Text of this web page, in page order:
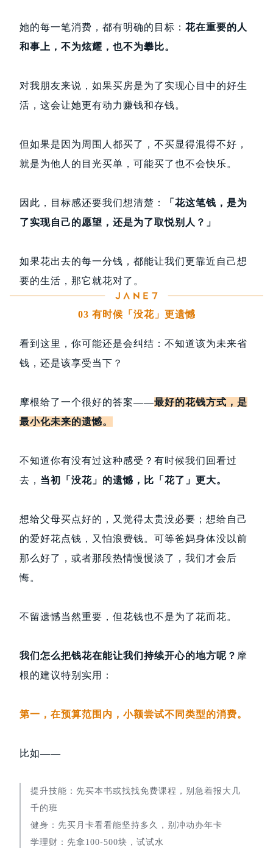
她的每一笔消费，都有明确的目标： 花在重要的人
和事上，不为炫耀，也不为攀比。
对我朋友来说，如果买房是为了实现心目中的好生
活，这会让她更有动力赚钱和存钱。
但如果是因为周围人都买了，不买显得混得不好，
就是为他人的目光买单，可能买了也不会快乐。
因此，目标感还要我们想清楚：
「花这笔钱，是为
了实现自己的愿望，还是为了取悦别人？」
如果花出去的每一分钱，都能让我们更靠近自己想
要的生活，那它就花对了。
03 有时候「没花」更遗憾
看到这里，你可能还是会纠结：不知道该为未来省
钱，还是该享受当下？
摩根给了一个很好的答案——最好的花钱方式，是
最小化未来的遗憾。
不知道你有没有过这种感受？有时候我们回看过
去， 当初「没花」的遗憾，比「花了」更大。
想给父母买点好的，又觉得太贵没必要；想给自己
的爱好花点钱，又怕浪费钱。可等爸妈身体没以前
那么好了，或者那段热情慢慢淡了，我们才会后
悔。
不留遗憾当然重要，但花钱也不是为了花而花。
我们怎么把钱花在能让我们持续开心的地方呢 ？ 摩
根的建议特别实用：
第一， 在预算范围内，小额尝试不同类型的消费。
比如——
提升技能：先买本书或找找免费课程，别急着报大几
千的班
健身：先买月卡看看能坚持多久，别冲动办年卡
学理财：先拿100-500块，试试水